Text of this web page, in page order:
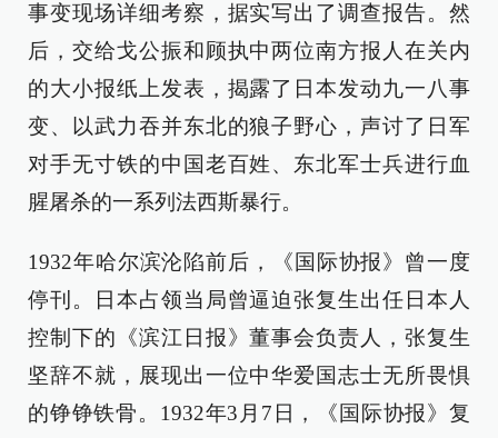
事变现场详细考察，据实写出了调查报告。然
后，交给戈公振和顾执中两位南方报人在关内
的大小报纸上发表，揭露了日本发动九一八事
变、以武力吞并东北的狼子野心，声讨了日军
对手无寸铁的中国老百姓、东北军士兵进行血
腥屠杀的一系列法西斯暴行。
1932年哈尔滨沦陷前后，《国际协报》曾一度
停刊。日本占领当局曾逼迫张复生出任日本人
控制下的《滨江日报》董事会负责人，张复生
坚辞不就，展现出一位中华爱国志士无所畏惧
的铮铮铁骨。1932年3月7日，《国际协报》复